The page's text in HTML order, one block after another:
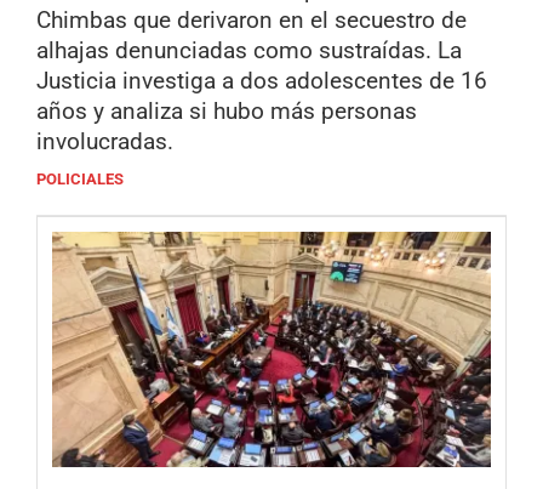
Chimbas que derivaron en el secuestro de
alhajas denunciadas como sustraídas. La
Justicia investiga a dos adolescentes de 16
años y analiza si hubo más personas
involucradas.
POLICIALES